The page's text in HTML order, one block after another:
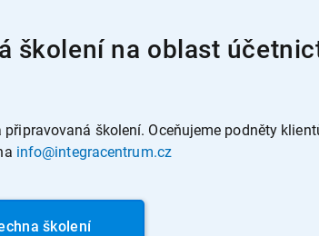
školení na oblast
školení. Oceňujeme podněty
info@integracentrum.cz
školení